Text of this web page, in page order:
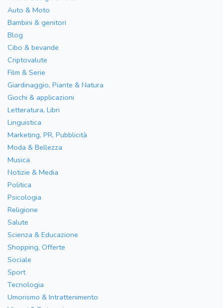
Auto & Moto
Bambini & genitori
Blog
Cibo & bevande
Criptovalute
Film & Serie
Giardinaggio, Piante & Natura
Giochi & applicazioni
Letteratura, Libri
Linguistica
Marketing, PR, Pubblicità
Moda & Bellezza
Musica
Notizie & Media
Politica
Psicologia
Religione
Salute
Scienza & Educazione
Shopping, Offerte
Sociale
Sport
Tecnologia
Umorismo & Intrattenimento